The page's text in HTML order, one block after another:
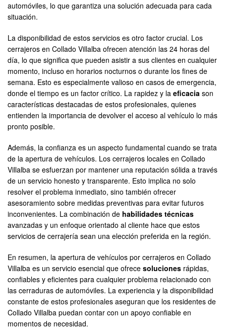
automóviles, lo que garantiza una solución adecuada para cada
situación.
La disponibilidad de estos servicios es otro factor crucial. Los
cerrajeros en Collado Villalba ofrecen atención las 24 horas del
día, lo que significa que pueden asistir a sus clientes en cualquier
momento, incluso en horarios nocturnos o durante los fines de
semana. Esto es especialmente valioso en casos de emergencia,
donde el tiempo es un factor crítico. La rapidez y la eficacia son
características destacadas de estos profesionales, quienes
entienden la importancia de devolver el acceso al vehículo lo más
pronto posible.
Además, la confianza es un aspecto fundamental cuando se trata
de la apertura de vehículos. Los cerrajeros locales en Collado
Villalba se esfuerzan por mantener una reputación sólida a través
de un servicio honesto y transparente. Esto implica no solo
resolver el problema inmediato, sino también ofrecer
asesoramiento sobre medidas preventivas para evitar futuros
inconvenientes. La combinación de habilidades técnicas
avanzadas y un enfoque orientado al cliente hace que estos
servicios de cerrajería sean una elección preferida en la región.
En resumen, la apertura de vehículos por cerrajeros en Collado
Villalba es un servicio esencial que ofrece soluciones rápidas,
confiables y eficientes para cualquier problema relacionado con
las cerraduras de automóviles. La experiencia y la disponibilidad
constante de estos profesionales aseguran que los residentes de
Collado Villalba puedan contar con un apoyo confiable en
momentos de necesidad.